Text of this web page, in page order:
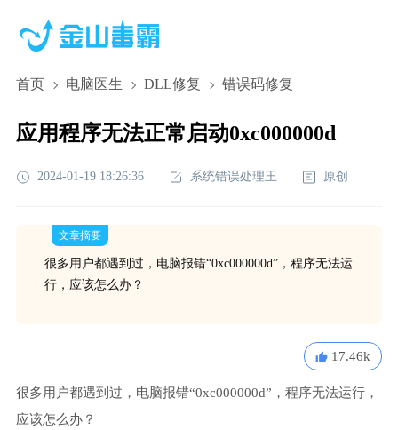
首页 电脑医生 DLL修复 错误码修复
应用程序无法正常启动0xc000000d
2024-01-19 18:26:36 系统错误处理王 原创
文章摘要
很多用户都遇到过，电脑报错“0xc000000d”，程序无法运
行，应该怎么办？
17.46k
很多用户都遇到过，电脑报错“0xc000000d”，程序无法运行，
应该怎么办？